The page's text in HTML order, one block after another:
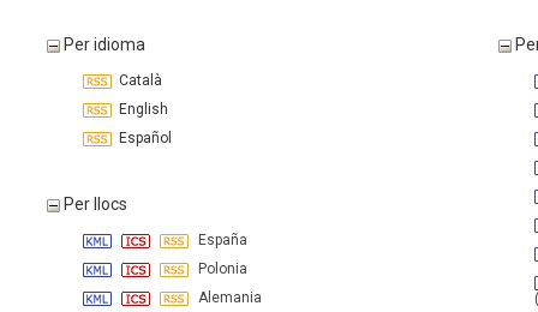
Per idioma
Català
English
Español
Per llocs
España
Polonia
Alemania